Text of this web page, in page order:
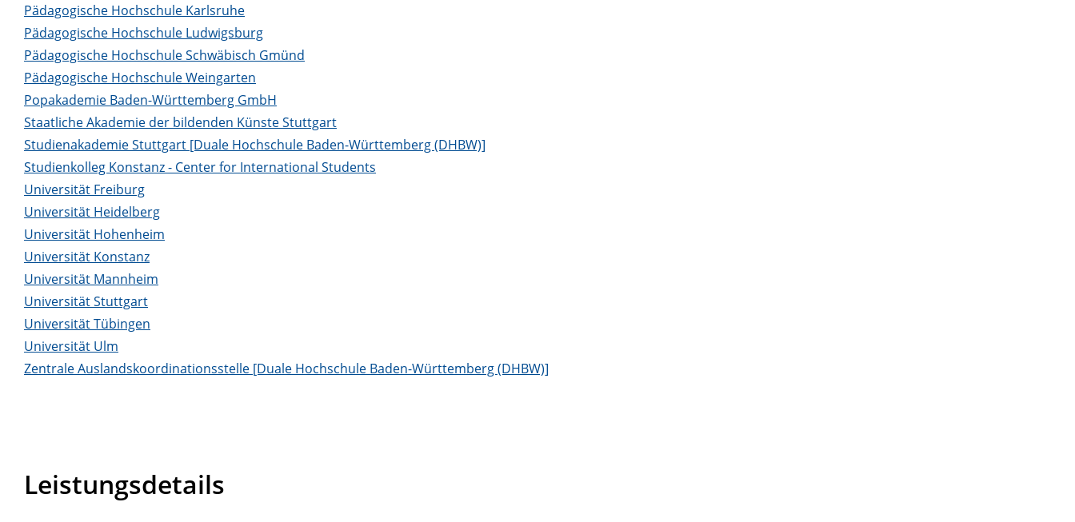
Pädagogische Hochschule Karlsruhe
Pädagogische Hochschule Ludwigsburg
Pädagogische Hochschule Schwäbisch Gmünd
Pädagogische Hochschule Weingarten
Popakademie Baden-Württemberg GmbH
Staatliche Akademie der bildenden Künste Stuttgart
Studienakademie Stuttgart [Duale Hochschule Baden-Württemberg (DHBW)]
Studienkolleg Konstanz - Center for International Students
Universität Freiburg
Universität Heidelberg
Universität Hohenheim
Universität Konstanz
Universität Mannheim
Universität Stuttgart
Universität Tübingen
Universität Ulm
Zentrale Auslandskoordinationsstelle [Duale Hochschule Baden-Württemberg (DHBW)]
Leistungsdetails